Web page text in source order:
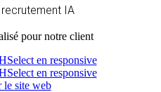
IA
pour notre client
site web